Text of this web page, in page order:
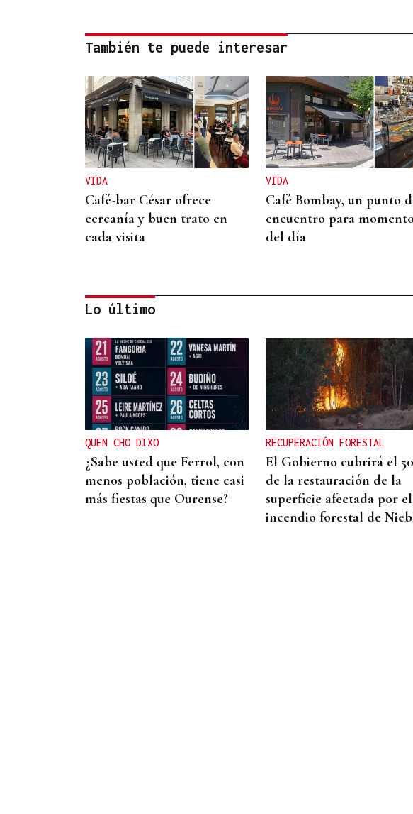
También te puede interesar
VIDA
Café-bar César ofrece
cercanía y buen trato en
cada visita
VIDA
Café Bombay, un punto
encuentro para
del día
VIDA
Xiasgal Líderes S.L., casi
cuatro décadas asesorando
con compromiso
Lo último
QUEN CHO DIXO
¿Sabe usted que Ferrol, con
menos población, tiene casi
más fiestas que Ourense?
RECUPERACIÓN FORESTAL
El Gobierno cubrirá el
de la restauración de la
superficie afectada por el
incendio forestal de